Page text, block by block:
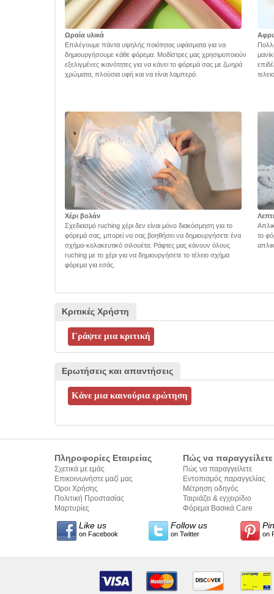
Ωραία υλικά
Επιλέγουμε πάντα υψηλής ποιότητας υφάσματα για να
δημιουργήσουμε κάθε φόρεμα. Μοδίστρες μας χρησιμοποιούν
εξελιγμένες ικανότητες για να κάνει το φόρεμά σας με ζωηρά
χρώματα, πλούσια υφή και να είναι λαμπερό.
Χέρι βολάν
Σχεδιασμό ruching χέρι δεν είναι μόνο διακόσμηση για το
φόρεμά σας, μπορεί να σας βοηθήσει να δημιουργήσετε ένα
σχήμα-κολακευτικό σιλουέτα. Ράφτες μας κάνουν όλους
ruching με το χέρι για να δημιουργήσετε το τέλειο σχήμα
φόρεμα για εσάς.
το
Κριτικές Χρήστη
Ερωτήσεις και απαντήσεις
Πληροφορίες Εταιρείας
Σχετικά με εμάς
Επικοινωνήστε μαζί μας
Όροι Χρήσης
Πολιτική Προστασίας
Προσωπικών Δεδομένων
Μαρτυρίες
Πώς να παραγγείλετε
Πώς να παραγγείλετε
Εντοπισμός παραγγελίας
Μέτρηση οδηγός
Ταιριάζει & εγχειρίδιο
σύνταξης κειμένων
Φόρεμα Βασικά Care
Like us
on Facebook
Follow us
on Twitter on